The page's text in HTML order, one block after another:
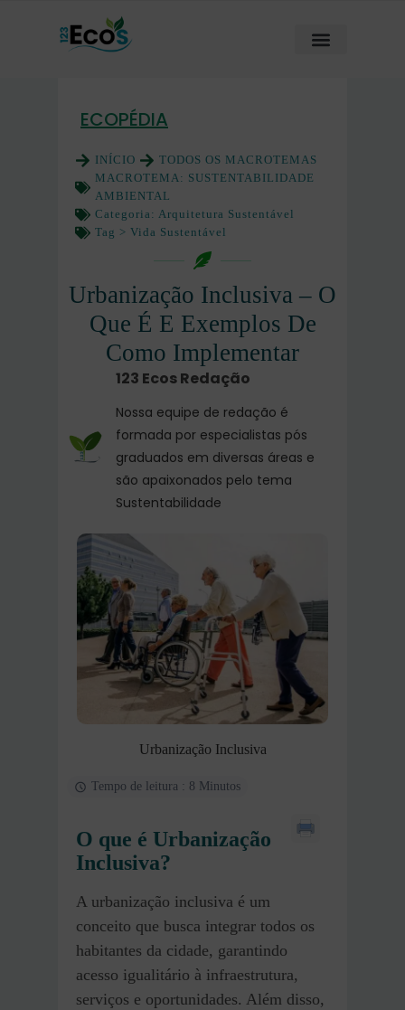
ECOPÉDIA
INÍCIO
TODOS OS MACROTEMAS
MACROTEMA: SUSTENTABILIDADE
AMBIENTAL
Categoria: Arquitetura Sustentável
Tag > Vida Sustentável
Urbanização Inclusiva – O
Que É E Exemplos De
Como Implementar
123 Ecos Redação
Nossa equipe de redação é
formada por especialistas pós
graduados em diversas áreas e
são apaixonados pelo tema
Sustentabilidade
Urbanização Inclusiva
Tempo de leitura : 8 Minutos
O que é Urbanização
Inclusiva?
A urbanização inclusiva é um
conceito que busca integrar todos os
habitantes da cidade, garantindo
acesso igualitário à infraestrutura,
serviços e oportunidades. Além disso,